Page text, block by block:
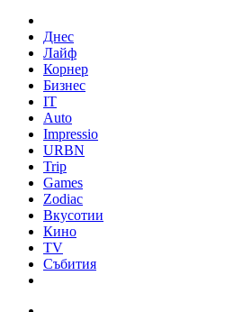
Днес
Лайф
Корнер
Бизнес
IT
Auto
Impressio
URBN
Trip
Games
Zodiac
Вкусотии
Кино
TV
Събития